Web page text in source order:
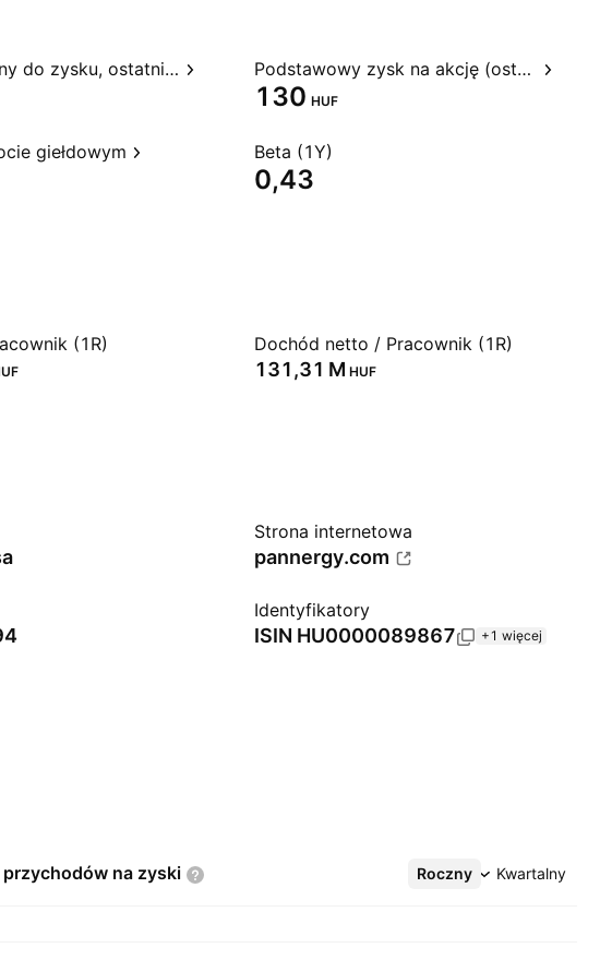
Stosunek ceny do zysku, ostatnie 12 miesięcy Podstawowy zysk na akcję (ostatnie 12 miesięcy)
130 HUF
giełdowym Beta (1Y)
0,43
(1R) Dochód netto / Pracownik (1R)
‪131,31 M‬ HUF
Strona internetowa
pannergy.com
Identyfikatory
ISIN HU0000089867 +1 więcej
przychodów na zyski Roczny Kwartalny
Więcej